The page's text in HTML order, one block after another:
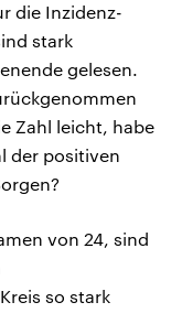
die Inzidenz-
stark
gelesen.
Zahl leicht, habe
der positiven
von 24, sind
so stark